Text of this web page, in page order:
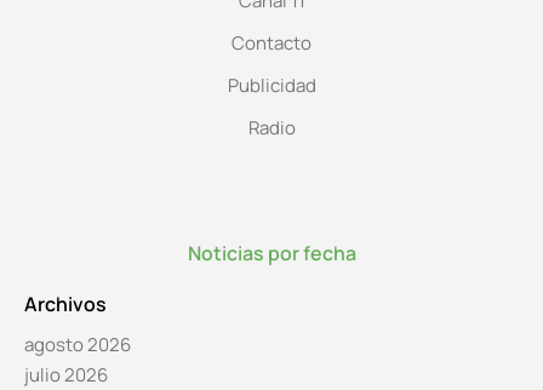
Contacto
Publicidad
Radio
Noticias por fecha
Archivos
agosto 2026
julio 2026